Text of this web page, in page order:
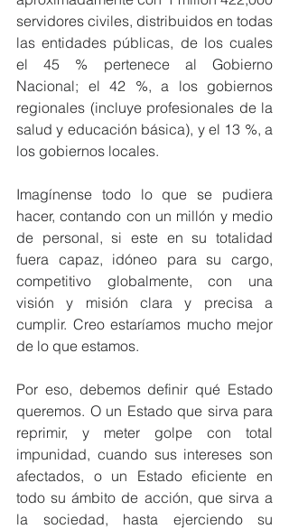
servidores civiles, distribuidos en todas
las entidades públicas, de los cuales
el 45 % pertenece al Gobierno
Nacional; el 42 %, a los gobiernos
regionales (incluye profesionales de la
salud y educación básica), y el 13 %, a
los gobiernos locales.
Imagínense todo lo que se pudiera
hacer, contando con un millón y medio
de personal, si este en su totalidad
fuera capaz, idóneo para su cargo,
competitivo globalmente, con una
visión y misión clara y precisa a
cumplir. Creo estaríamos mucho mejor
de lo que estamos.
Por eso, debemos definir qué Estado
queremos. O un Estado que sirva para
reprimir, y meter golpe con total
impunidad, cuando sus intereses son
afectados, o un Estado eficiente en
todo su ámbito de acción, que sirva a
la sociedad, hasta ejerciendo su